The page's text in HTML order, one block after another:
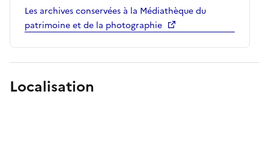
Les archives conservées à la Médiathèque du
patrimoine et de la photographie
Localisation